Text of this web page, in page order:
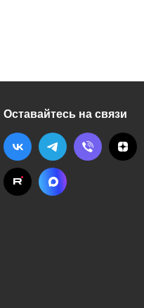
Оставайтесь на связи